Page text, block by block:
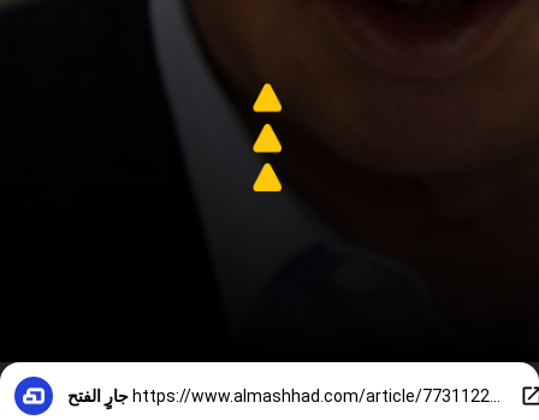
جارٍ الفتح https://www.almashhad.com/article/773112298002792-News/832366792375218-%D9%85%D8%AD%D8%A7%D8%AF%D8%AB%D8%A7%D8%AA-%D9%85%D8%A8%D8%A7%D8%B4%D8%B1%D8%A9-%D8%A8%D9%8A%D9%86-%D9%88%D8%A7%D8%B4%D9%86%D8%B7%D9%86-%D9%88%D8%AD%D9%85%D8%A7%D8%B3-%D8%AA%D9%82%D8%B1%D9%8A%D8%B1-%D9%8A%D9%83%D8%B4%D9%81-%D8%A7%D9%84%D8%AA%D9%81%D8%A7%D8%B5%D9%8A%D9%84/